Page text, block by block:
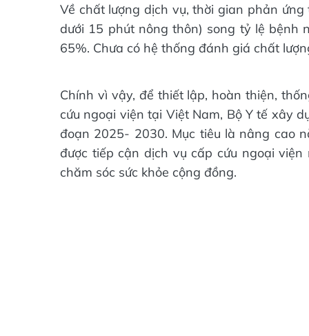
Về chất lượng dịch vụ, thời gian phản
dưới 15 phút nông thôn) song tỷ lệ bệnh
65%. Chưa có hệ thống đánh giá chất
Chính vì vậy, để thiết lập, hoàn thiện,
cứu ngoại viện tại Việt Nam, Bộ Y tế xây
đoạn 2025- 2030. Mục tiêu là nâng cao
được tiếp cận dịch vụ cấp cứu ngoại
chăm sóc sức khỏe cộng đồng.